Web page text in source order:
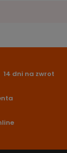
14 dni na zwrot